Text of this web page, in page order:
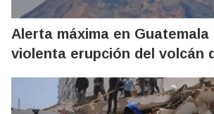
Alerta máxima en Guatemala
violenta erupción del volcán